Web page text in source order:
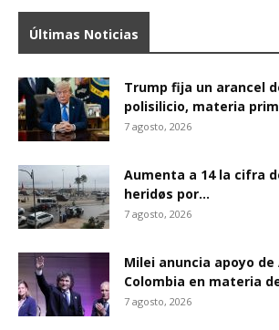
Últimas Noticias
Trump fija un arancel
polisilicio, materia
7 agosto, 2026
Aumenta a 14 la cifra
heridøs por...
7 agosto, 2026
Milei anuncia apoyo
Colombia en materia
7 agosto, 2026